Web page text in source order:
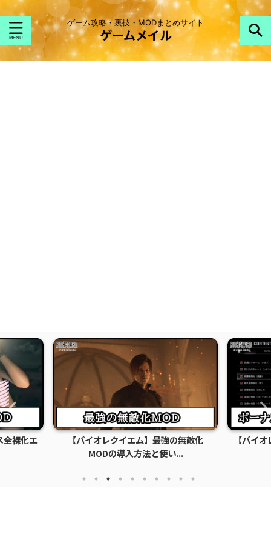
ゲーム攻略・裏技・MODまとめサイト
ゲームメイル
無敵化
【バイオレクイエム】ボーナスコンテン
ツロック解除MOD...
【バイ